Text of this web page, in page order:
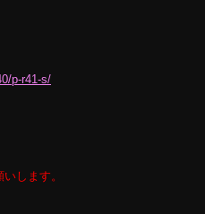
p-r41-s/
します。